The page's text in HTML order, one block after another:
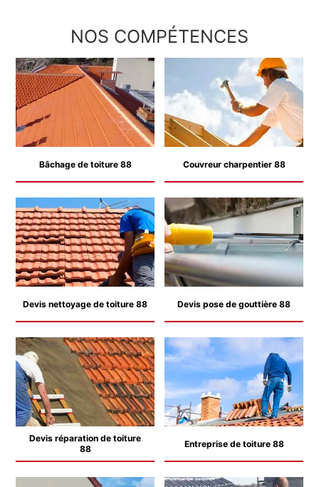
NOS COMPÉTENCES
Bâchage de toiture 88 Couvreur charpentier 88
Devis nettoyage de toiture 88 Devis pose de gouttière 88
Devis réparation de toiture
88
Entreprise de toiture 88